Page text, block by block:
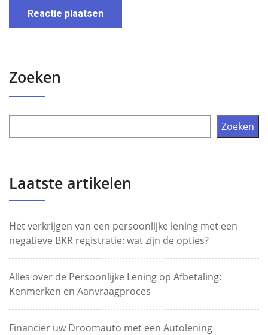
Zoeken
Zoeken
Laatste artikelen
Het verkrijgen van een persoonlijke lening met een
negatieve BKR registratie: wat zijn de opties?
Alles over de Persoonlijke Lening op Afbetaling:
Kenmerken en Aanvraagproces
Financier uw Droomauto met een Autolening